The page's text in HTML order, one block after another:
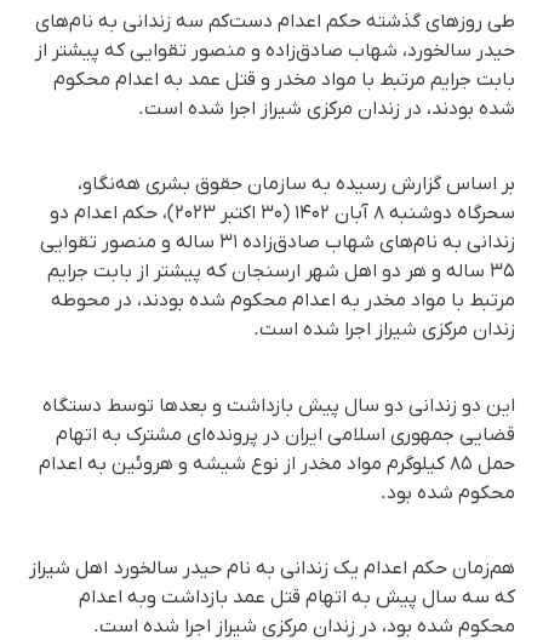
طی روزهای گذشته حکم اعدام دست‌کم سه زندانی به نام‌های
حیدر سالخورد، شهاب صادق‌زاده و منصور تقوایی که پیشتر از
بابت جرایم مرتبط با مواد مخدر و قتل عمد به اعدام محکوم
شده بودند، در زندان مرکزی شیراز اجرا شده است.
بر اساس گزارش رسیده به سازمان حقوق بشری هه‌نگاو،
سحرگاه دوشنبه ۸ آبان ۱۴۰۲ (۳۰ اکتبر ۲۰۲۳)، حکم اعدام دو
زندانی به نام‌های شهاب صادق‌زاده ۳۱ ساله و منصور تقوایی
۳۵ ساله و هر دو اهل شهر ارسنجان که پیشتر از بابت جرایم
مرتبط با مواد مخدر به اعدام محکوم شده بودند، در محوطه
زندان مرکزی شیراز اجرا شده است.
این دو زندانی دو سال پیش بازداشت و بعدها توسط دستگاه
قضایی جمهوری اسلامی ایران در پرونده‌ای مشترک به اتهام
حمل ۸۵ کیلوگرم مواد مخدر از نوع شیشه و هروئین به اعدام
محکوم شده بود.
هم‌زمان حکم اعدام یک زندانی به نام حیدر سالخورد اهل شیراز
که سه سال پیش به اتهام قتل عمد بازداشت وبه اعدام
محکوم شده بود، در زندان مرکزی شیراز اجرا شده است.